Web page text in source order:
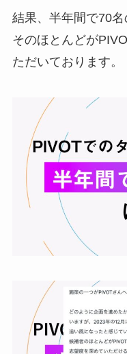
結果、半年間で70名
そのほとんどが
ただいております。